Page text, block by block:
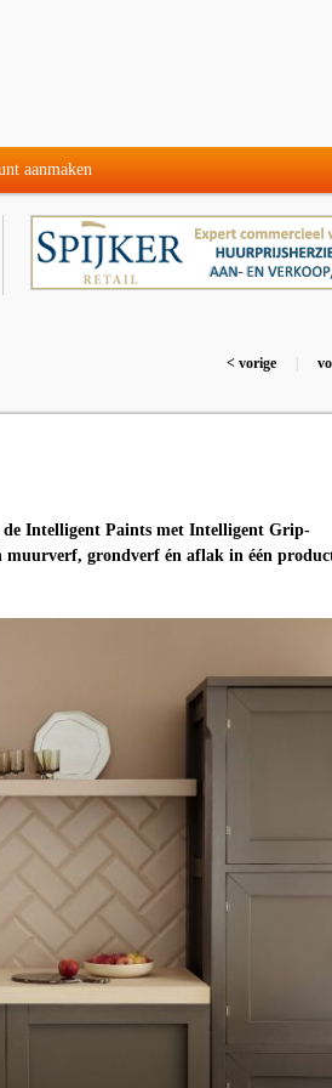
aanmaken
< vorige
Intelligent Paints met Intelligent Grip-
muurverf, grondverf én aflak in één